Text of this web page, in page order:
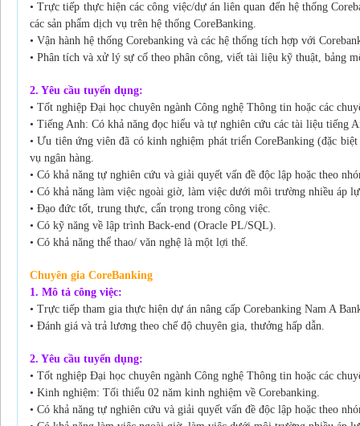
• Trực tiếp thực hiện các công việc/dự án liên quan đến hệ thống
các sản phẩm dịch vụ trên hệ thống CoreBanking.
• Vận hành hệ thống Corebanking và các hệ thống tích hợp với
• Phân tích và xử lý sự cố theo phân công, viết tài liệu kỹ thuật, bảng
2. Yêu cầu tuyển dụng:
• Tốt nghiệp Đại học chuyên ngành Công nghệ Thông tin hoặc các
• Tiếng Anh: Có khả năng đọc hiểu và tự nghiên cứu các tài liệu tiếng
• Ưu tiên ứng viên đã có kinh nghiệm phát triển CoreBanking (đặc
vụ ngân hàng.
• Có khả năng tự nghiên cứu và giải quyết vấn đề độc lập hoặc theo
• Có khả năng làm việc ngoài giờ, làm việc dưới môi trường nhiều áp
• Đạo đức tốt, trung thực, cẩn trọng trong công việc.
• Có kỹ năng về lập trình Back-end (Oracle PL/SQL).
• Có khả năng thể thao/ văn nghệ là một lợi thế.
Chuyên gia CoreBanking
1. Mô tả công việc:
• Trực tiếp tham gia thực hiện dự án nâng cấp Corebanking Nam A
• Đánh giá và trả lương theo chế độ chuyên gia, thưởng hấp dẫn.
2. Yêu cầu tuyển dụng:
• Tốt nghiệp Đại học chuyên ngành Công nghệ Thông tin hoặc các
• Kinh nghiệm: Tối thiểu 02 năm kinh nghiệm về Corebanking.
• Có khả năng tự nghiên cứu và giải quyết vấn đề độc lập hoặc theo